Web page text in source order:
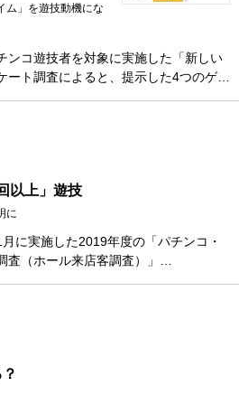
ム」を遊技動機にな
ンコ遊技者を対象に実施した「新しい
ート調査によると、提示した4つのゲ…
以上」遊技
に
に実施した2019年度の「パチンコ・
査（ホール来店客調査）」…